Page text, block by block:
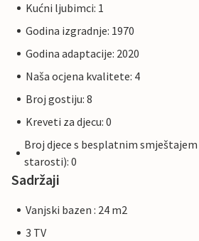
Kućni ljubimci: 1
Godina izgradnje: 1970
Godina adaptacije: 2020
Naša ocjena kvalitete: 4
Broj gostiju: 8
Kreveti za djecu: 0
Broj djece s besplatnim
starosti): 0
Sadržaji
Vanjski bazen : 24 m2
3 TV